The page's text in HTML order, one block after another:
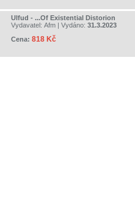
Ulfud - ...Of Existential Distorion
Vydavatel: Afm | Vydáno: 31.3.2023
Cena: 818 Kč